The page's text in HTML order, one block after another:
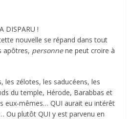
DISPARU !
nouvelle se répand dans tout
apôtres, personnene peut croire à
les zélotes, les saducéens, les
du temple, Hérode, Barabbas et
eux-mêmes… QUI aurait eu intérêt
Ou plutôt QUI y est parvenu en